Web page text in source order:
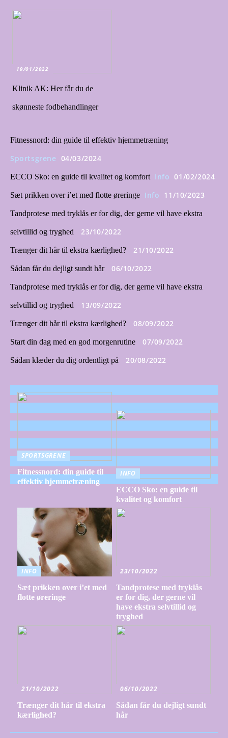
19/01/2022
Klinik AK: Her får du de
skønneste fodbehandlinger
Fitnessnord: din guide til effektiv hjemmetræning
Sportsgrene 04/03/2024
ECCO Sko: en guide til kvalitet og komfort Info 01/02/2024
Sæt prikken over i’et med flotte øreringe Info 11/10/2023
Tandprotese med tryklås er for dig, der gerne vil have ekstra
selvtillid og tryghed 23/10/2022
Trænger dit hår til ekstra kærlighed? 21/10/2022
Sådan får du dejligt sundt hår 06/10/2022
Tandprotese med tryklås er for dig, der gerne vil have ekstra
selvtillid og tryghed 13/09/2022
Trænger dit hår til ekstra kærlighed? 08/09/2022
Start din dag med en god morgenrutine 07/09/2022
Sådan klæder du dig ordentligt på 20/08/2022
SPORTSGRENE
Fitnessnord: din guide til
effektiv hjemmetræning
INFO
ECCO Sko: en guide til
kvalitet og komfort
INFO
Sæt prikken over i’et med
flotte øreringe
23/10/2022
Tandprotese med tryklås
er for dig, der gerne vil
have ekstra selvtillid og
tryghed
21/10/2022
Trænger dit hår til ekstra
kærlighed?
06/10/2022
Sådan får du dejligt sundt
hår